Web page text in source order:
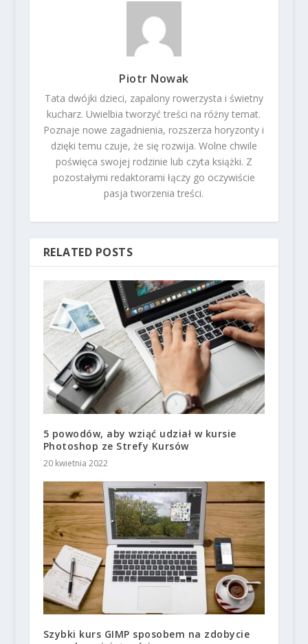
Piotr Nowak
Tata dwójki dzieci, zapalony rowerzysta i świetny
kucharz. Uwielbia tworzyć treści na różny temat.
Poznaje nowe zagadnienia, rozszerza horyzonty i
dzięki temu czuje, że się rozwija. Wolne chwile
poświęca swojej rodzinie lub czyta książki. Z
pozostałymi redaktorami łączy go oczywiście
pasja tworzenia treści.
RELATED POSTS
5 powodów, aby wziąć udział w kursie
Photoshop ze Strefy Kursów
20 kwietnia 2022
Szybki kurs GIMP sposobem na zdobycie